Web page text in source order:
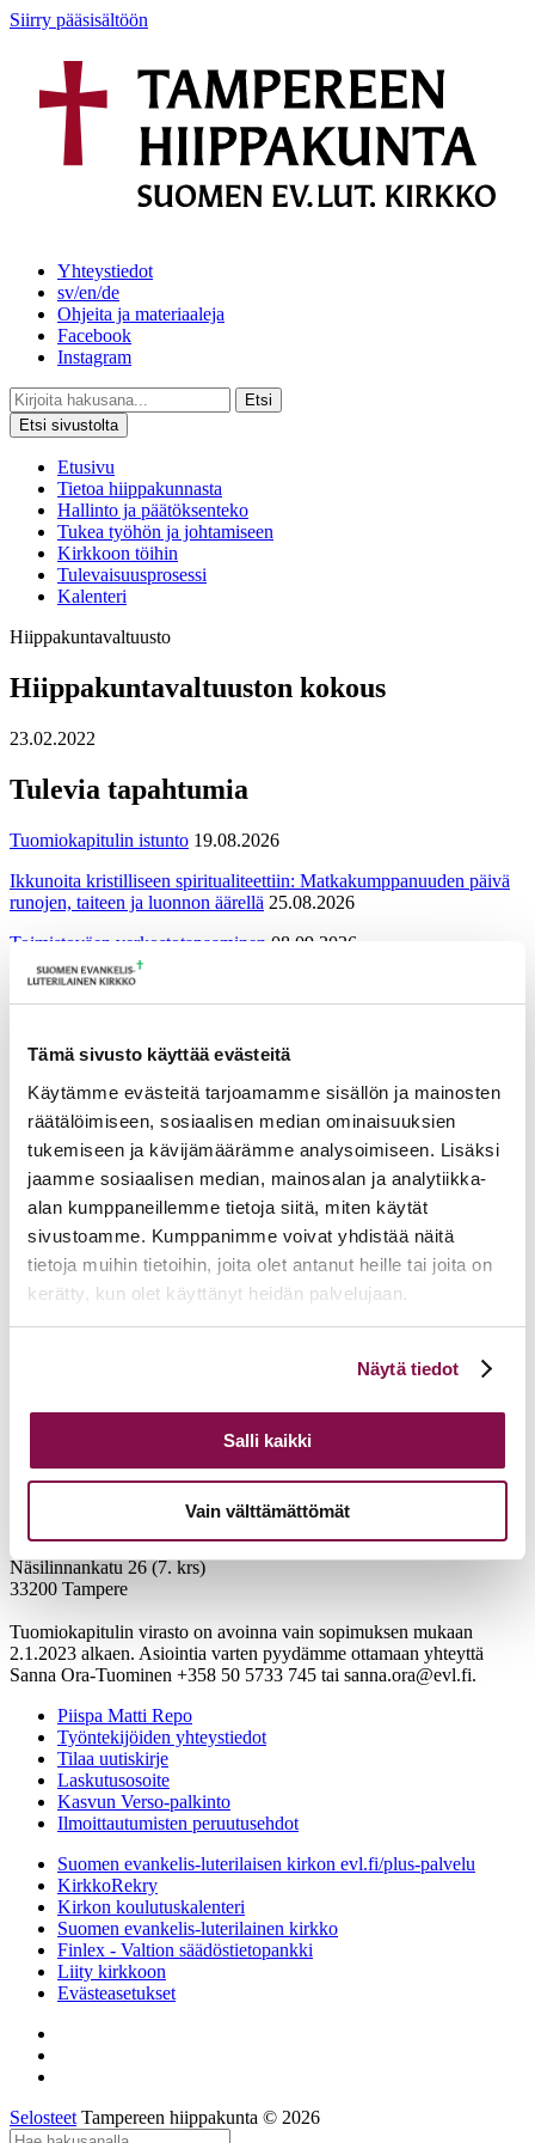
Tämä sivusto käyttää evästeitä
Käytämme evästeitä tarjoamamme sisällön ja mainosten
räätälöimiseen, sosiaalisen median ominaisuuksien
tukemiseen ja kävijämäärämme analysoimiseen. Lisäksi
jaamme sosiaalisen median, mainosalan ja analytiikka-
alan kumppaneillemme tietoja siitä, miten käytät
sivustoamme. Kumppanimme voivat yhdistää näitä
tietoja muihin tietoihin, joita olet antanut heille tai joita on
kerätty, kun olet käyttänyt heidän palvelujaan.
linkistä.
Näytä tiedot
Salli kaikki
Vain välttämättömät
Siirry pääsisältöön
Yhteystiedot
sv/en/de
Ohjeita ja materiaaleja
Facebook
Instagram
Etsi
Etsi sivustolta
Etusivu
Tietoa hiippakunnasta
Hallinto ja päätöksenteko
Tukea työhön ja johtamiseen
Kirkkoon töihin
Tulevaisuusprosessi
Kalenteri
Hiippakuntavaltuusto
Hiippakuntavaltuuston kokous
23.02.2022
Tulevia tapahtumia
Tuomiokapitulin istunto 19.08.2026
Ikkunoita kristilliseen spiritualiteettiin: Matkakumppanuuden päivä
runojen, taiteen ja luonnon äärellä 25.08.2026
Toimistoväen verkostotapaaminen 08.09.2026
Takaisin tapahtumiin
Tampereen hiippakunnan tuomiokapituli
Näsilinnankatu 26 (7. krs)
33200 Tampere
Tuomiokapitulin virasto on avoinna vain sopimuksen mukaan
2.1.2023 alkaen. Asiointia varten pyydämme ottamaan yhteyttä
Sanna Ora-Tuominen +358 50 5733 745 tai sanna.ora@evl.fi.
Piispa Matti Repo
Työntekijöiden yhteystiedot
Tilaa uutiskirje
Laskutusosoite
Kasvun Verso-palkinto
Ilmoittautumisten peruutusehdot
Suomen evankelis-luterilaisen kirkon evl.fi/plus-palvelu
KirkkoRekry
Kirkon koulutuskalenteri
Suomen evankelis-luterilainen kirkko
Finlex - Valtion säädöstietopankki
Liity kirkkoon
Evästeasetukset
Selosteet Tampereen hiippakunta © 2026